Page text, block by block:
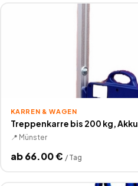
KARREN & WAGEN
Treppenkarre bis 200 kg, Akku
📍 Münster
ab66.00€ / Tag